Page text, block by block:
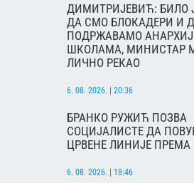
ДИМИТРИЈЕВИЋ: БИЛО
ДА СМО БЛОКАДЕРИ И
ПОДРЖАВАМО
ШКОЛАМА, МИНИСТАР
ЛИЧНО РЕКАО
6. 08. 2026. | 20:36
БРАНКО РУЖИЋ ПОЗВА
СОЦИЈАЛИСТЕ ДА
ЦРВЕНЕ ЛИНИЈЕ ПРЕМА
6. 08. 2026. | 18:46